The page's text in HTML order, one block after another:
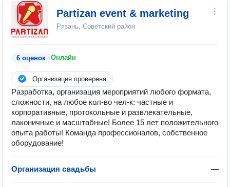
Partizan event & marketing
Рязань, Советский район
6 оценок Онлайн
Организация проверена
Разработка, организация мероприятий любого формата,
сложности, на любое кол-во чел-к: частные и
корпоративные, протокольные и развлекательные,
лаконичные и масштабные! Более 15 лет положительного
опыта работы! Команда профессионалов, собственное
оборудование!
Организация свадьбы —